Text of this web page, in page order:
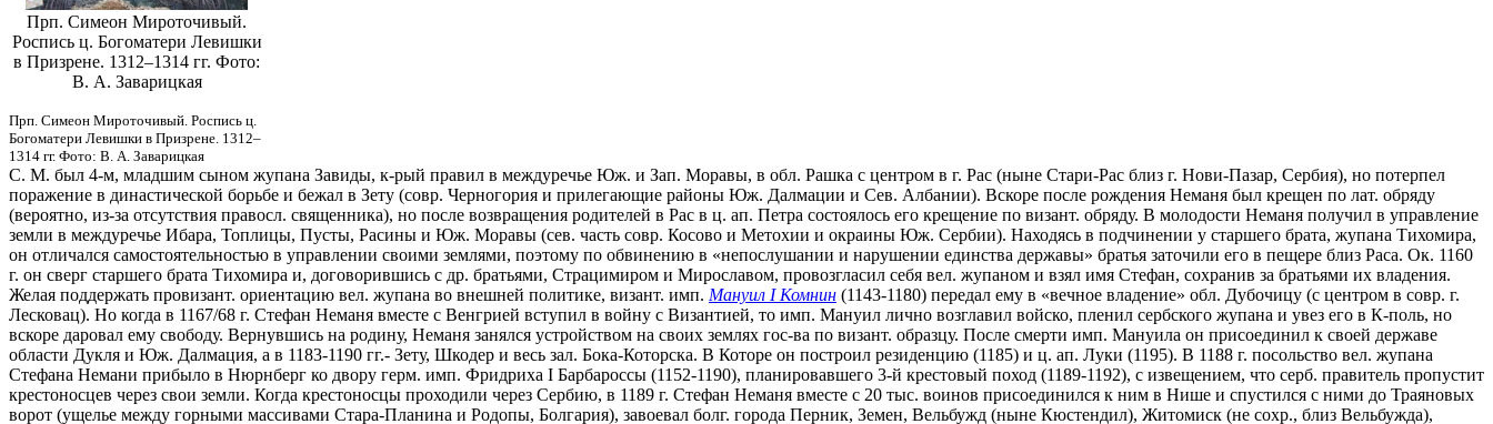
Прп. Симеон Мироточивый.
Роспись ц. Богоматери Левишки
в Призрене. 1312–1314 гг. Фото:
В. А. Заварицкая
Прп. Симеон Мироточивый. Роспись ц.
Богоматери Левишки в Призрене. 1312–
1314 гг. Фото: В. А. Заварицкая
С. М. был 4-м, младшим сыном жупана Завиды, к-рый правил в междуречье Юж. и Зап. Моравы, в обл. Рашка с центром в г. Рас (ныне Стари-Рас близ г. Нови-Пазар, Сербия), но потерпел
поражение в династической борьбе и бежал в Зету (совр. Черногория и прилегающие районы Юж. Далмации и Сев. Албании). Вскоре после рождения Неманя был крещен по лат. обряду
(вероятно, из-за отсутствия правосл. священника), но после возвращения родителей в Рас в ц. ап. Петра состоялось его крещение по визант. обряду. В молодости Неманя получил в управление
земли в междуречье Ибара, Топлицы, Пусты, Расины и Юж. Моравы (сев. часть совр. Косово и Метохии и окраины Юж. Сербии). Находясь в подчинении у старшего брата, жупана Тихомира,
он отличался самостоятельностью в управлении своими землями, поэтому по обвинению в «непослушании и нарушении единства державы» братья заточили его в пещере близ Раса. Ок. 1160
г. он сверг старшего брата Тихомира и, договорившись с др. братьями, Страцимиром и Мирославом, провозгласил себя вел. жупаном и взял имя Стефан, сохранив за братьями их владения.
Желая поддержать провизант. ориентацию вел. жупана во внешней политике, визант. имп. Мануил I Комнин (1143-1180) передал ему в «вечное владение» обл. Дубочицу (с центром в совр. г.
Лесковац). Но когда в 1167/68 г. Стефан Неманя вместе с Венгрией вступил в войну с Византией, то имп. Мануил лично возглавил войско, пленил сербского жупана и увез его в К-поль, но
вскоре даровал ему свободу. Вернувшись на родину, Неманя занялся устройством на своих землях гос-ва по визант. образцу. После смерти имп. Мануила он присоединил к своей державе
области Дукля и Юж. Далмация, а в 1183-1190 гг.- Зету, Шкодер и весь зал. Бока-Которска. В Которе он построил резиденцию (1185) и ц. ап. Луки (1195). В 1188 г. посольство вел. жупана
Стефана Немани прибыло в Нюрнберг ко двору герм. имп. Фридриха I Барбароссы (1152-1190), планировавшего 3-й крестовый поход (1189-1192), с извещением, что серб. правитель пропустит
крестоносцев через свои земли. Когда крестоносцы проходили через Сербию, в 1189 г. Стефан Неманя вместе с 20 тыс. воинов присоединился к ним в Нише и спустился с ними до Траяновых
ворот (ущелье между горными массивами Стара-Планина и Родопы, Болгария), завоевал болг. города Перник, Земен, Вельбужд (ныне Кюстендил), Житомиск (не сохр., близ Вельбужда),